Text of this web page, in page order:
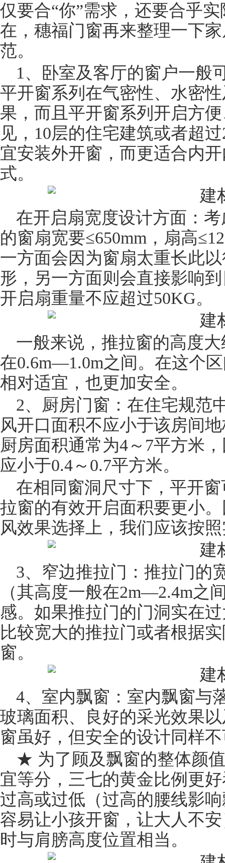
仅要合“你”需求，还要合乎
在，穗福门窗再来整理一下
范。
1、卧室及客厅的窗户一般
平开窗系列在气密性、水密
果，而且平开窗系列开启方
见，10层的住宅建筑或者超
宜安装外开窗，而更适合内
式。
在开启扇宽度设计方面：
的窗扇宽要≤650mm，扇高
一方面会因为窗扇太重长此
形，另一方面则会直接影响
开启扇重量不应超过50KG。
一般来说，推拉窗的高度
在0.6m—1.0m之间。在这个
相对适宜，也更加安全。
2、厨房门窗：在住宅规范
风开口面积不应小于该房间
厨房面积通常为4～7平方米
应小于0.4～0.7平方米。
在相同窗洞尺寸下，平开
拉窗的有效开启面积要更小
风效果选择上，我们应该按
3、窄边推拉门 ：推拉门的
（其高度一般在2m—2.4m之
感。如果推拉门的门洞实在
比较宽大的推拉门或者根据
窗。
4、室内飘窗：室内飘窗与
玻璃面积、良好的采光效果
窗虽好，但安全的设计同样
★ 为了顾及飘窗的整体颜
宜等分，三七的黄金比例更
过高或过低（过高的腰线影
容易让小孩开窗，让大人不
时与肩膀高度位置相当。